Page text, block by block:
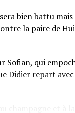
– Renaud fait
bien battu
la paire de
Sofian, qui
Didier repart